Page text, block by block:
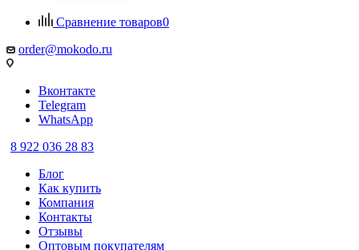
Сравнение товаров0
order@mokodo.ru
Вконтакте
Telegram
WhatsApp
8 922 036 28 83
Блог
Как купить
Компания
Контакты
Отзывы
Оптовым покупателям